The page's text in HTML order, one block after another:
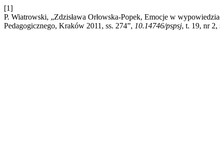
[1]
P. Wiatrowski, „Zdzisława Orłowska-Popek, Emocje w
Pedagogicznego, Kraków 2011, ss. 274”, 10.14746/pspsj, t. 19, nr 2,